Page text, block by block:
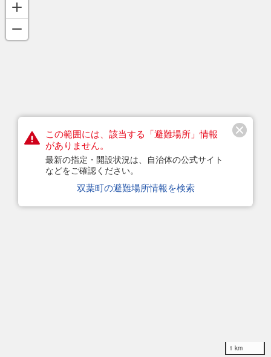
1 km
この範囲には、該当する「避難場所」情報
がありません。
最新の指定・開設状況は、自治体の公式サイト
などをご確認ください。
双葉町の避難場所情報を検索